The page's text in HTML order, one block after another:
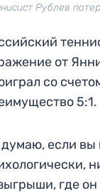
Рублев
от
со
5:1.
если вы
где он